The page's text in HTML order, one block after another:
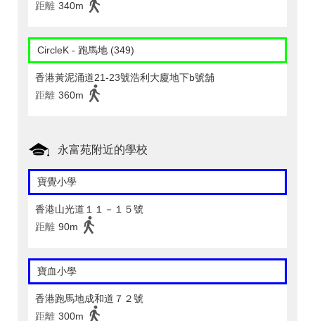
距離 340m
CircleK - 跑馬地 (349)
香港黃泥涌道21-23號浩利大廈地下b號舖
距離 360m
永富苑附近的學校
寶覺小學
香港山光道１１－１５號
距離 90m
寶血小學
香港跑馬地成和道７２號
距離 300m